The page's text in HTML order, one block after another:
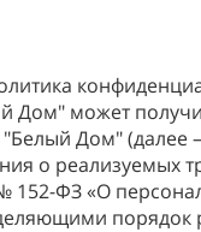
Дом" может
"Белый Дом" (далее
о реализуемых
152-ФЗ «О
порядок